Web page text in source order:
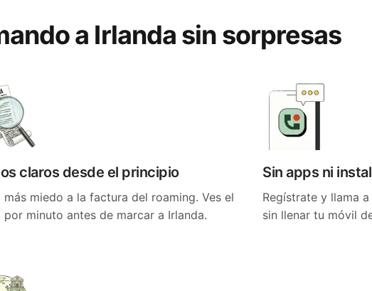
a Irlanda sin sorpresas
claros desde el principio
más miedo a la factura del roaming. Ves el
por minuto antes de marcar a Irlanda.
Sin apps ni
Regístrate y llama
sin llenar tu móvil